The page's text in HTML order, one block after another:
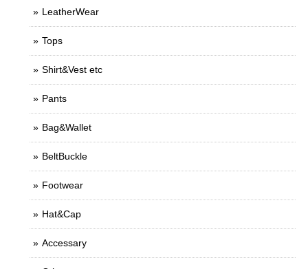
LeatherWear
Tops
Shirt&Vest etc
Pants
Bag&Wallet
BeltBuckle
Footwear
Hat&Cap
Accessary